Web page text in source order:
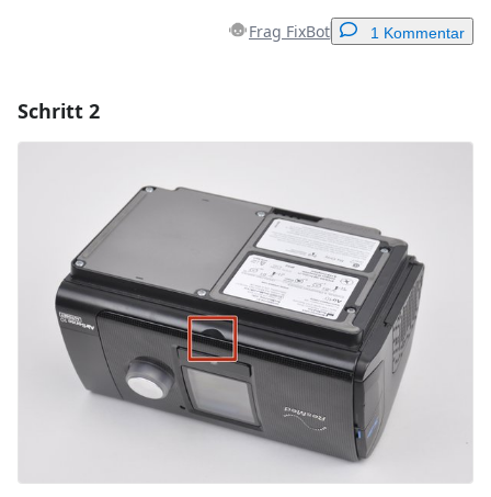
Frag FixBot 1 Kommentar
Abbrechen Kommentieren
Schritt 2